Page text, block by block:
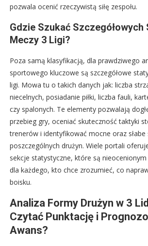
pozwala ocenić rzeczywistą siłę zespołu.
Gdzie Szukać
Meczy 3 Ligi?
Poza samą klasyfikacją, dla prawdziwego
sportowego kluczowe są szczegółowe
ligi. Mowa tu o takich danych jak: liczba
niecelnych, posiadanie piłki, liczba fauli,
czy spalonych. Te elementy pozwalają
przebieg gry, oceniać skuteczność taktyki
trenerów i identyfikować mocne oraz słabe
poszczególnych drużyn. Wiele portali
sekcje statystyczne, które są nieocenionym
dla każdego, kto chce zrozumieć, co
boisku.
Analiza Formy Drużyn w 3
Czytać Punktację i
Awans?